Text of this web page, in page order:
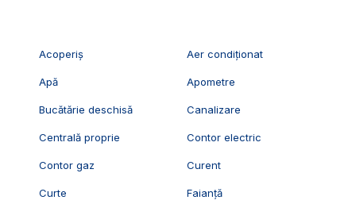
Acoperiș Aer condiționat
Apă Apometre
Bucătărie deschisă Canalizare
Centrală proprie Contor electric
Contor gaz Curent
Curte Faianță